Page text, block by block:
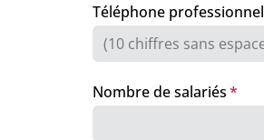
Téléphone professionnel
Nombre de salariés